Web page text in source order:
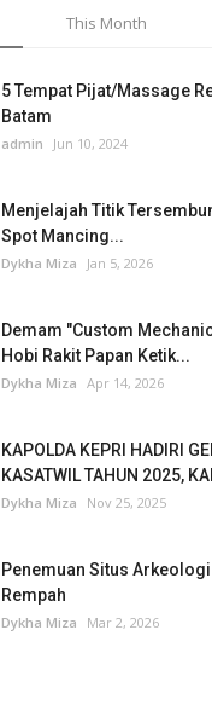
This Month
5 Tempat Pijat/Massage
Batam
admin Jun 10, 2024
Menjelajah Titik
Spot Mancing...
Dykha Miza Jan 5, 2026
Demam "Custom
Hobi Rakit Papan Ketik...
Dykha Miza Apr 14, 2026
KAPOLDA KEPRI HADIRI
KASATWIL TAHUN 2025,
Dykha Miza Nov 25, 2025
Penemuan Situs
Rempah
Dykha Miza Mar 2, 2026